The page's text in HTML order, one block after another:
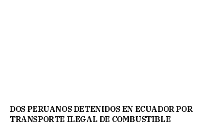
DOS PERUANOS DETENIDOS EN ECUADOR POR
TRANSPORTE ILEGAL DE COMBUSTIBLE